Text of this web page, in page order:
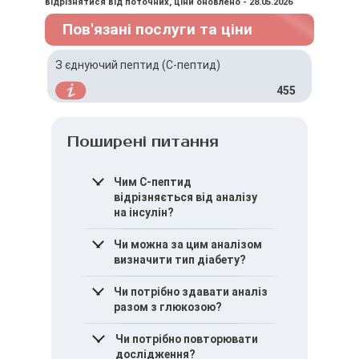
Пов'язані послуги та ціни
З єднуючий пептид (С-пептид)
455
Поширені питання
Чим C-пептид
відрізняється від аналізу
на інсулін?
C-пептид відображає
власну секрецію інсуліну і
не залежить від інсуліну,
який вводиться ззовні.
Чи можна за цим аналізом
визначити тип діабету?
Так. Аналіз допомагає
відрізнити діабет 1 типу
від діабету 2 типу та LADA.
Чи потрібно здавати аналіз
разом з глюкозою?
Зазвичай так. Комплексна
оцінка дає більш точну
Чи потрібно повторювати
дослідження?